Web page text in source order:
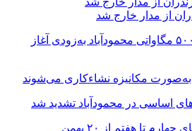
فاز نخست نیروگاه ۵۰۰ مگاواتی محمودآباد به‌زودی آغاز
اساسی در محمودآباد تشدید شد
تا هفتم از ۲۰ بهمن